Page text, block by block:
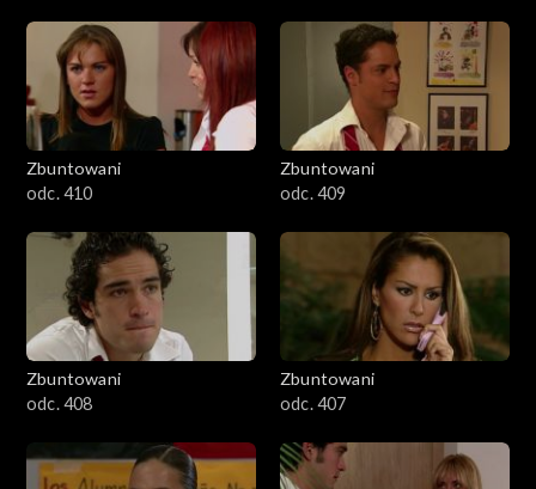
Zbuntowani
odc. 410
Zbuntowani
odc. 409
Zbuntowani
odc. 408
Zbuntowani
odc. 407